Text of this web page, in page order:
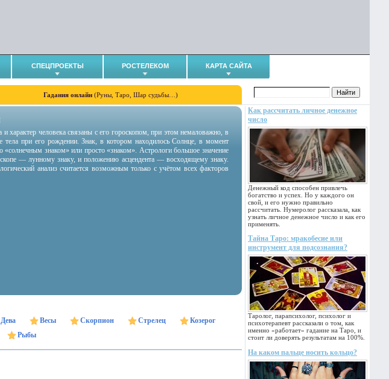
СПЕЦПРОЕКТЫ РОСТЕЛЕКОМ КАРТА САЙТА
Гадания онлайн (Руны, Таро, Шар судьбы…)
Как рассчитать личное денежное
число
Денежный код способен привлечь
богатство и успех. Но у каждого он
свой, и его нужно правильно
рассчитать. Нумеролог рассказала, как
узнать личное денежное число и как его
применять.
Тайна Таро: мракобесие или
инструмент для подсознания?
Таролог, парапсихолог, психолог и
психотерапевт рассказали о том, как
именно «работает» гадание на Таро, и
стоит ли доверять результатам на 100%.
На каком пальце носить кольцо?
и характер человека связаны с его гороскопом, при этом немаловажно, в
тела при его рождении. Знак, в котором находилось Солнце, в момент
«солнечным знаком» или просто «знаком». Астрологи большое значение
— лунному знаку, и положению асцендента — восходящему знаку.
анализ считается возможным только с учётом всех факторов
Дева Весы Скорпион Стрелец
Козерог
Рыбы